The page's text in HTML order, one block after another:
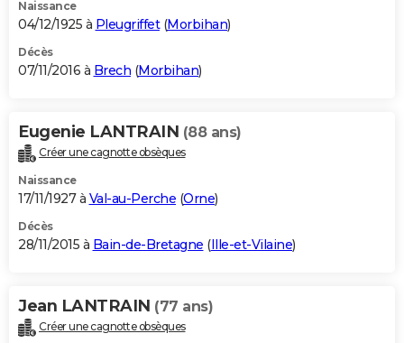
Naissance
04/12/1925 à Pleugriffet(Morbihan)
Décès
07/11/2016 à Brech (Morbihan)
Eugenie LANTRAIN (88 ans)
Créer une cagnotte obsèques
Naissance
17/11/1927 à Val-au-Perche (Orne)
Décès
28/11/2015 à Bain-de-Bretagne (Ille-et-Vilaine)
Jean LANTRAIN (77 ans)
Créer une cagnotte obsèques